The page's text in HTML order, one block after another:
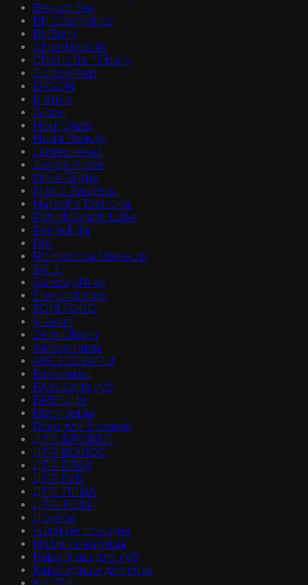
Beauty Bay
Bh Cosmetics
By Terry
Chantecaille
Charlotte Tilbury
ColourPop
DYSON
Elemis
Gisou
Hourglass
Huda Beauty
James Read
Juvia's Place
Lime Crime
Mario Badescu
Natasha Denona
Pat McGrath Labs
Patrick Ta
Pixi
Romanova MakeUp
SALE
Sunday Riley
The Ordinary
TOM FORD
Viseart
Zein Obagi
Автозагары
АКСЕССУАРЫ
Бальзамы
Блеск для губ
БРЕНДЫ
Бронзеры
Гели для бровей
ДЛЯ БРОВЕЙ
ДЛЯ ВОЛОС
ДЛЯ ГЛАЗ
ДЛЯ ГУБ
ДЛЯ ЛИЦА
ДЛЯ ТЕЛА
Другое
Жидкие помады
Иллюминаторы
Карандаш для губ
Карандаши для глаз